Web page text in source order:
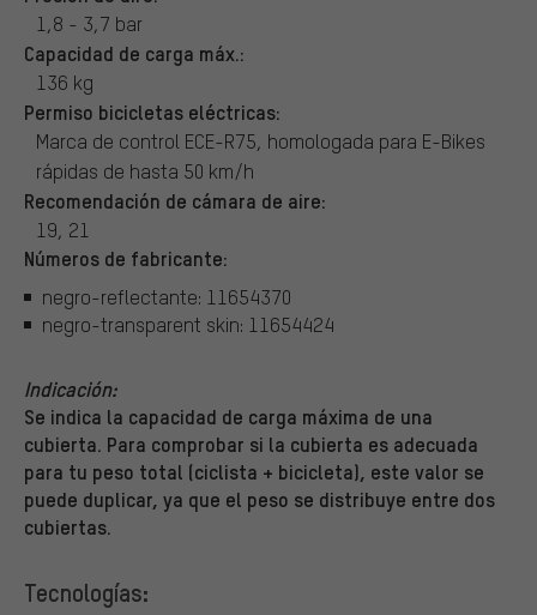
1,8 - 3,7 bar
Capacidad de carga máx.:
136 kg
Permiso bicicletas eléctricas:
Marca de control ECE-R75, homologada para E-Bikes
rápidas de hasta 50 km/h
Recomendación de cámara de aire:
19, 21
Números de fabricante:
negro-reflectante: 11654370
negro-transparent skin: 11654424
Indicación:
Se indica la capacidad de carga máxima de una
cubierta. Para comprobar si la cubierta es adecuada
para tu peso total (ciclista + bicicleta), este valor se
puede duplicar, ya que el peso se distribuye entre dos
cubiertas.
Tecnologías: